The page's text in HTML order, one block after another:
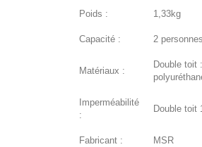
Poids : 1,33kg
Capacité : 2 personnes
Matériaux :
Double toit
Imperméabilité
:
Double toit
Fabricant : MSR